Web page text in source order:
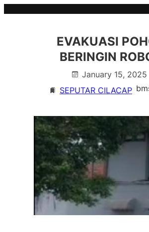
EVAKUASI
BERINGIN
January 15, 2025
SEPUTAR CILACAP